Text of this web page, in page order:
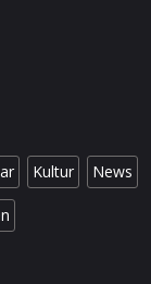
Kultur News